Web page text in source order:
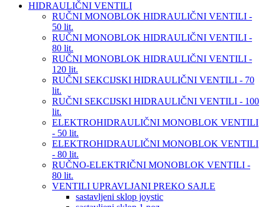
HIDRAULIČNI VENTILI
RUČNI MONOBLOK HIDRAULIČNI VENTILI -
50 lit.
RUČNI MONOBLOK HIDRAULIČNI VENTILI -
80 lit.
RUČNI MONOBLOK HIDRAULIČNI VENTILI -
120 lit.
RUČNI SEKCIJSKI HIDRAULIČNI VENTILI - 70
lit.
RUČNI SEKCIJSKI HIDRAULIČNI VENTILI - 100
lit.
ELEKTROHIDRAULIČNI MONOBLOK VENTILI
- 50 lit.
ELEKTROHIDRAULIČNI MONOBLOK VENTILI
- 80 lit.
RUČNO-ELEKTRIČNI MONOBLOK VENTILI -
80 lit.
VENTILI UPRAVLJANI PREKO SAJLE
sastavljeni sklop joystic